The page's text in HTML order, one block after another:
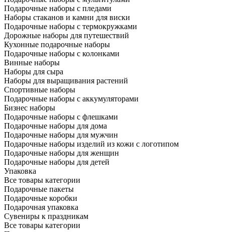
Подарочные наборы с пледами
Наборы стаканов и камни для виски
Подарочные наборы с термокружками
Дорожные наборы для путешествий
Кухонные подарочные наборы
Подарочные наборы с колонками
Винные наборы
Наборы для сыра
Наборы для выращивания растений
Спортивные наборы
Подарочные наборы с аккумуляторами
Бизнес наборы
Подарочные наборы с флешками
Подарочные наборы для дома
Подарочные наборы для мужчин
Подарочные наборы изделий из кожи с логотипом
Подарочные наборы для женщин
Подарочные наборы для детей
Упаковка
Все товары категории
Подарочные пакеты
Подарочные коробки
Подарочная упаковка
Сувениры к праздникам
Все товары категории